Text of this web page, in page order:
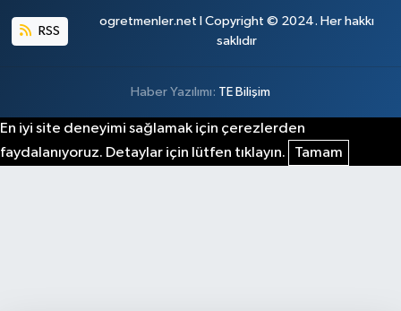
RSS
ogretmenler.net I Copyright © 2024. Her hakkı
saklıdır
Haber Yazılımı: TE Bilişim
En iyi site deneyimi sağlamak için çerezlerden
faydalanıyoruz. Detaylar için lütfen tıklayın.
Tamam